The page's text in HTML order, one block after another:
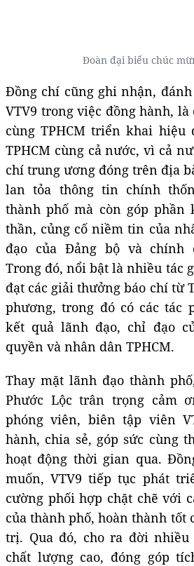
Đoàn đại biểu chúc
Đồng chí cũng ghi nhận,
VTV9 trong việc đồng hành,
cùng TPHCM triển khai hiệu
TPHCM cùng cả nước, vì cả
chí trung ương đóng trên địa
lan tỏa thông tin chính
thành phố mà còn góp
thần, củng cố niềm tin của
đạo của Đảng bộ và chính
Trong đó, nổi bật là nhiều tác
đạt các giải thưởng báo chí từ
phương, trong đó có các tác
kết quả lãnh đạo, chỉ đạo
quyền và nhân dân TPHCM.
Thay mặt lãnh đạo thành
Phước Lộc trân trọng cảm
phóng viên, biên tập viên
hành, chia sẻ, góp sức cùng
hoạt động thời gian qua.
muốn, VTV9 tiếp tục phát
cường phối hợp chặt chẽ với
của thành phố, hoàn thành tốt
trị. Qua đó, cho ra đời nhiều
chất lượng cao, đóng góp